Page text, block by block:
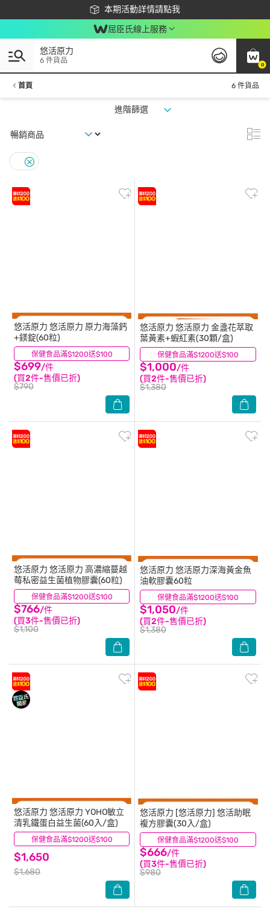
本期活動詳情請點我
下載app最高回饋$350
屈臣氏線上服務
0
悠活原力
6 件貨品
首頁 6 件貨品
進階篩選
保健食品滿$1200送$100
悠活原力 悠活原力 原力海藻鈣
+鎂錠(60粒)
$699/件
(買2件-售價已折)
$790
(12) 保健食品滿$1200送$100
悠活原力 悠活原力 金盞花萃取
葉黃素+蝦紅素(30顆/盒)
$1,000/件
(買2件-售價已折)
$1,380
(7)
保健食品滿$1200送$100
悠活原力 悠活原力 高濃縮蔓越
莓私密益生菌植物膠囊(60粒)
$766/件
(買3件-售價已折)
$1,100
(12) 保健食品滿$1200送$100
悠活原力 悠活原力深海黃金魚
油軟膠囊60粒
$1,050/件
(買2件-售價已折)
$1,380
(2)
保健食品滿$1200送$100
悠活原力 悠活原力 YOHO敏立
清乳鐵蛋白益生菌(60入/盒)
$1,650
$1,680
(3) 保健食品滿$1200送$100
悠活原力 [悠活原力] 悠活助眠
複方膠囊(30入/盒)
$666/件
(買3件-售價已折)
$980
(0)